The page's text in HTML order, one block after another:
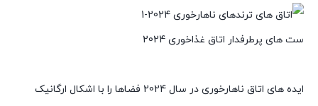
ست های پرطرفدار اتاق غذاخوری 2024
ایده های اتاق ناهارخوری در سال 2024 فضاها را با اشکال ارگانیک